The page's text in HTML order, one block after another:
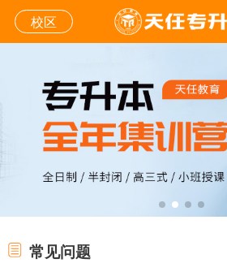
校区
常见问题